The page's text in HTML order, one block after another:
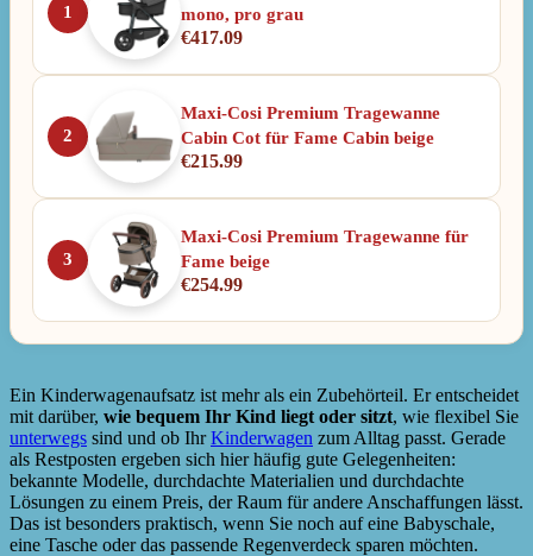
1
mono, pro grau
€417.09
2
Maxi-Cosi Premium Tragewanne
Cabin Cot für Fame Cabin beige
€215.99
3
Maxi-Cosi Premium Tragewanne für
Fame beige
€254.99
Ein Kinderwagenaufsatz ist mehr als ein Zubehörteil. Er entscheidet
mit darüber, wie bequem Ihr Kind liegt oder sitzt, wie flexibel Sie
unterwegs sind und ob IhrKinderwagen zum Alltag passt. Gerade
als Restposten ergeben sich hier häufig gute Gelegenheiten:
bekannte Modelle, durchdachte Materialien und durchdachte
Lösungen zu einem Preis, der Raum für andere Anschaffungen lässt.
Das ist besonders praktisch, wenn Sie noch auf eine Babyschale,
eine Tasche oder das passende Regenverdeck sparen möchten.